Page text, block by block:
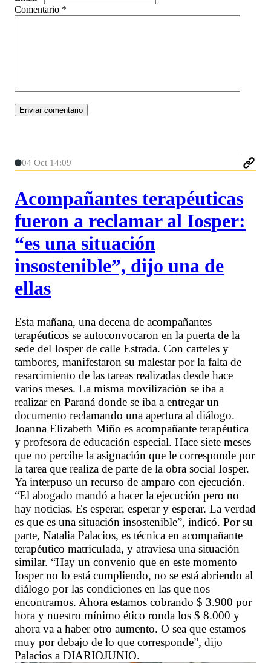
Comentario *
04 Oct 14:09
Acompañantes terapéuticas
fueron a reclamar al Iosper:
“es una situación
insostenible”, dijo una de
ellas
Esta mañana, una decena de acompañantes
terapéuticos se autoconvocaron en la puerta de la
sede del Iosper de calle Estrada. Con carteles y
tambores, manifestaron su malestar por la falta de
resarcimiento de las tareas realizadas desde hace
varios meses. La misma movilización se iba a
realizar en Paraná donde se iba a entregar un
documento reclamando una apertura al diálogo.
Joanna Elizabeth Miño es acompañante terapéutica
y profesora de educación especial. Hace siete meses
que no percibe la asignación que le corresponde por
la tarea que realiza de parte de la obra social Iosper.
Ya interpuso un recurso de amparo con ejecución.
“El abogado mandó a hacer la ejecución pero no
hay noticias. Es esperar, esperar y esperar. La verdad
es que es una situación insostenible”, indicó. Por su
parte, Natalia Palacios, es técnica en acompañante
terapéutico matriculada, y atraviesa una situación
similar. “Hay un convenio que en este momento
Iosper no lo está cumpliendo, no se está abriendo al
diálogo por las condiciones en las que nos
encontramos. Ahora estamos cobrando $ 3.900 por
hora y nuestro mínimo ético ronda los $ 8.000 y
ahora va a haber otro aumento. O sea que estamos
muy por debajo de lo que corresponde”, dijo
Palacios a DIARIOJUNIO.